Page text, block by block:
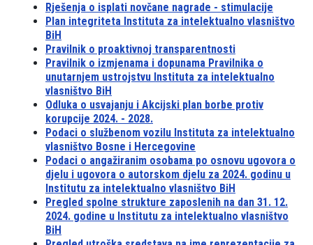
Rješenja o isplati novčane nagrade - stimulacije
Plan integriteta Instituta za intelektualno vlasništvo
BiH
Pravilnik o proaktivnoj transparentnosti
Pravilnik o izmjenama i dopunama Pravilnika o
unutarnjem ustrojstvu Instituta za intelektualno
vlasništvo BiH
Odluka o usvajanju i Akcijski plan borbe protiv
korupcije 2024. - 2028.
Podaci o službenom vozilu Instituta za intelektualno
vlasništvo Bosne i Hercegovine
Podaci o angažiranim osobama po osnovu ugovora o
djelu i ugovora o autorskom djelu za 2024. godinu u
Institutu za intelektualno vlasništvo BiH
Pregled spolne strukture zaposlenih na dan 31. 12.
2024. godine u Institutu za intelektualno vlasništvo
BiH